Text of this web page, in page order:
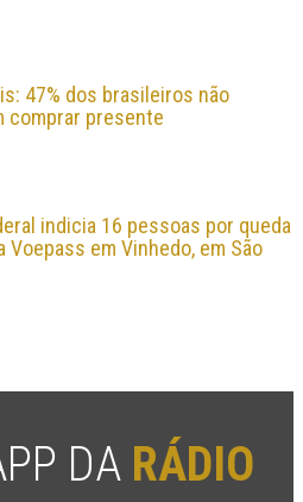
47% dos brasileiros não
comprar presente
indicia 16 pessoas por queda
Voepass em Vinhedo, em São
DA RÁDIO